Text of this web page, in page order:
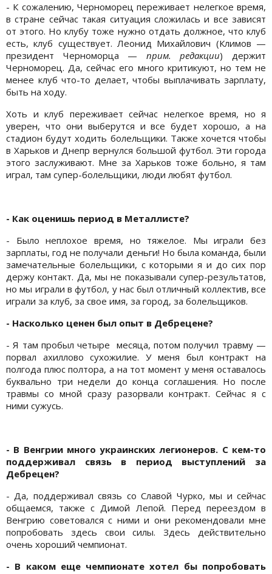
- К сожалению, Черноморец переживает нелегкое время,
в стране сейчас такая ситуация сложилась и все зависят
от этого. Но клубу тоже нужно отдать должное, что клуб
есть, клуб существует. Леонид Михайлович (Климов —
президент Черноморца — прим. редакции) держит
Черноморец. Да, сейчас его много критикуют, но тем не
менее клуб что-то делает, чтобы выплачивать зарплату,
быть на ходу.
Хоть и клуб переживает сейчас нелегкое время, но я
уверен, что они выберутся и все будет хорошо, а на
стадион будут ходить болельщики. Также хочется чтобы
в Харьков и Днепр вернулся большой футбол. Эти города
этого заслуживают. Мне за Харьков тоже больно, я там
играл, там супер-болельщики, люди любят футбол.
- Как оценишь период в Металлисте?
- Было неплохое время, но тяжелое. Мы играли без
зарплаты, год не получали деньги! Но была команда, были
замечательные болельщики, с которыми я и до сих пор
держу контакт. Да, мы не показывали супер-результатов,
но мы играли в футбол, у нас был отличный коллектив, все
играли за клуб, за свое имя, за город, за болельщиков.
- Насколько ценен был опыт в Дебрецене?
- Я там пробыл четыре месяца, потом получил травму —
порвал ахиллово сухожилие. У меня был контракт на
полгода плюс полтора, а на тот момент у меня оставалось
буквально три недели до конца соглашения. Но после
травмы со мной сразу разорвали контракт. Сейчас я с
ними сужусь.
- В Венгрии много украинских легионеров. С кем-то
поддерживал связь в период выступлений за
Дебрецен?
- Да, поддерживал связь со Славой Чурко, мы и сейчас
общаемся, также с Димой Лепой. Перед переездом в
Венгрию советовался с ними и они рекомендовали мне
попробовать здесь свои силы. Здесь действительно
очень хороший чемпионат.
- В каком еще чемпионате хотел бы попробовать